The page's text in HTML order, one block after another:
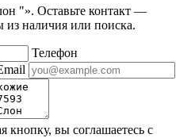
"». Оставьте контакт —
наличия или поиска.
Телефон
кнопку, вы соглашаетесь с